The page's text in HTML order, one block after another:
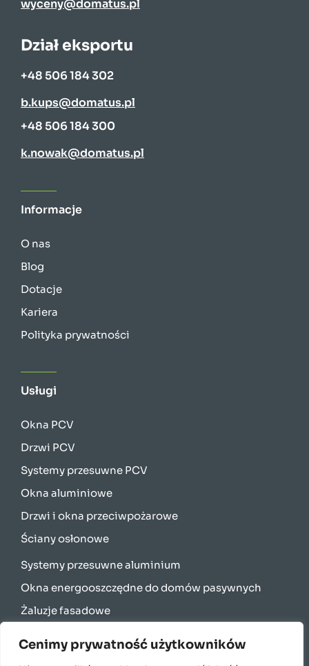
Cenimy prywatność użytkowników
wyceny@domatus.pl
Dział eksportu
+48 506 184 302
b.kups@domatus.pl
+48 506 184 300
k.nowak@domatus.pl
Informacje
O nas
Blog
Dotacje
Kariera
Polityka prywatności
Usługi
Okna PCV
Drzwi PCV
Systemy przesuwne PCV
Okna aluminiowe
Drzwi i okna przeciwpożarowe
Ściany osłonowe
Systemy przesuwne aluminium
Okna energooszczędne do domów pasywnych
Żaluzje fasadowe
Bramy garażowe